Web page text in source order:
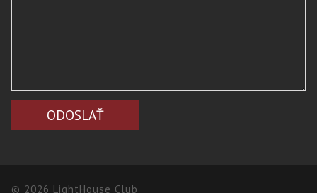
© 2026 LightHouse Club